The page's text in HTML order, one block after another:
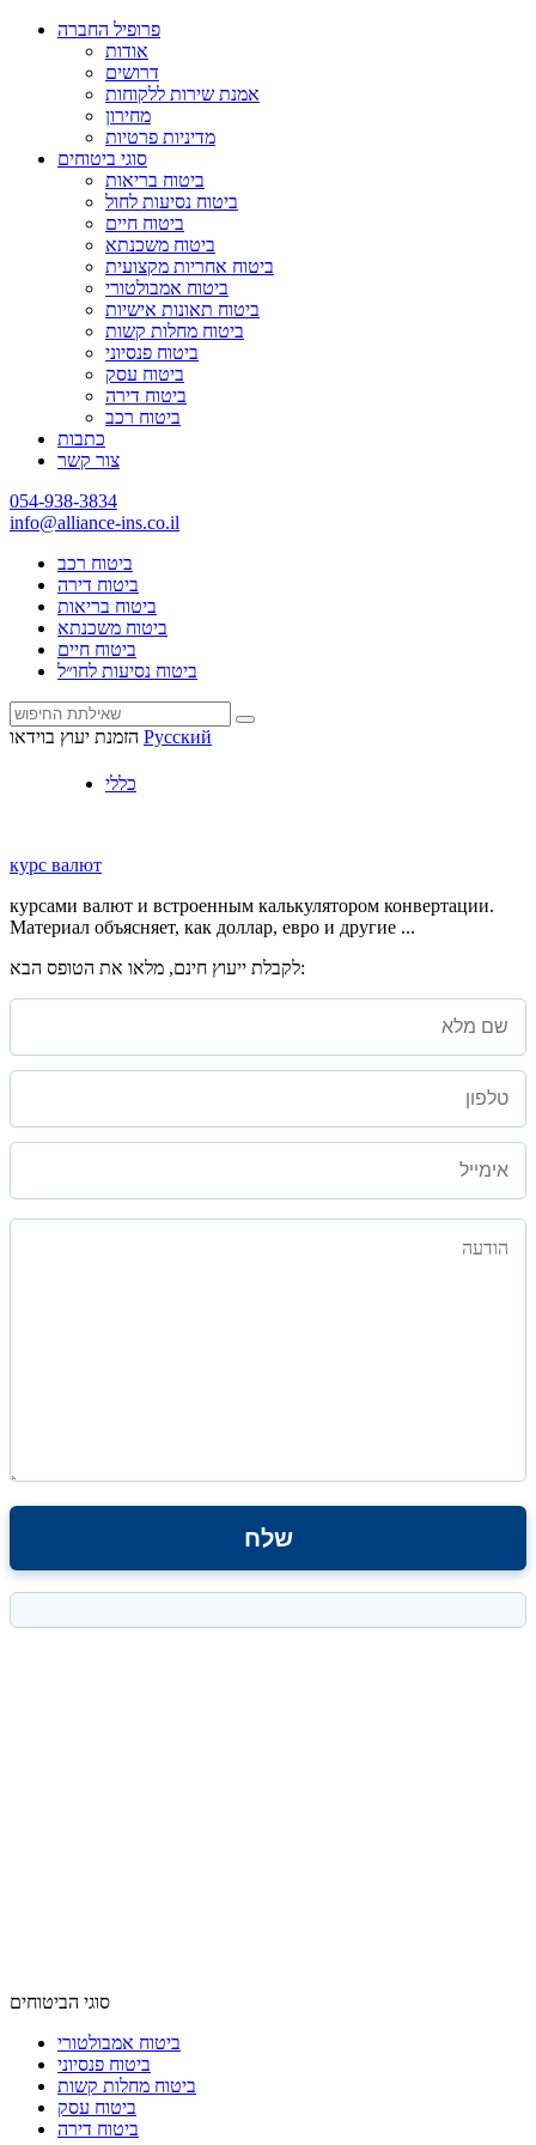
פרופיל החברה
אודות
דרושים
אמנת שירות ללקוחות
מחירון
מדיניות פרטיות
סוגי ביטוחים
ביטוח בריאות
ביטוח נסיעות לחול
ביטוח חיים
ביטוח משכנתא
ביטוח אחריות מקצועית
ביטוח אמבולטורי
ביטוח תאונות אישיות
ביטוח מחלות קשות
ביטוח פנסיוני
ביטוח עסק
ביטוח דירה
ביטוח רכב
כתבות
צור קשר
054-938-3834
info@alliance-ins.co.il
ביטוח רכב
ביטוח דירה
ביטוח בריאות
ביטוח משכנתא
ביטוח חיים
ביטוח נסיעות לחו״ל
הזמנת יעוץ בוידאו Русский
כללי
курс валют
курсами валют и встроенным калькулятором конвертации.
Материал объясняет, как доллар, евро и другие ...
לקבלת ייעוץ חינם, מלאו את הטופס הבא:
סוגי הביטוחים
ביטוח אמבולטורי
ביטוח פנסיוני
ביטוח מחלות קשות
ביטוח עסק
ביטוח דירה